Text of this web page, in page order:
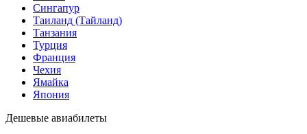
Сингапур
Таиланд (Тайланд)
Танзания
Турция
Франция
Чехия
Ямайка
Япония
Дешевые авиабилеты